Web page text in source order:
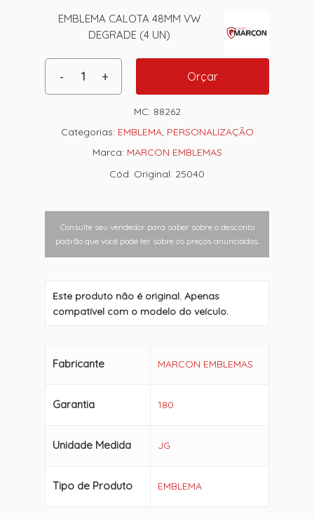
EMBLEMA CALOTA 48MM VW
DEGRADE (4 UN)
Orçar
MC: 88262
Categorias: EMBLEMA, PERSONALIZAÇÃO
Marca: MARCON EMBLEMAS
Cód. Original: 25040
Consulte seu vendedor para saber sobre o desconto
padrão que você pode ter sobre os preços anunciados.
Este produto não é original. Apenas
compatível com o modelo do veículo.
Fabricante MARCON EMBLEMAS
Garantia 180
Unidade Medida JG
Tipo de Produto EMBLEMA